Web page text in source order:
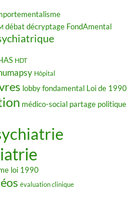
débatdécryptage FondAmental
HDT
Hôpital
lobby fondamental Loi de 1990
médico-social partage politique
loi 1990
évaluation clinique